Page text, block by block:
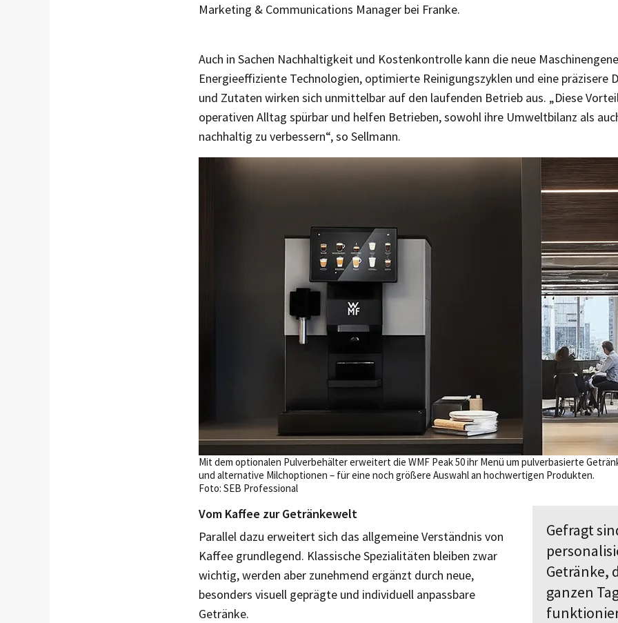
Marketing & Communications Manager bei Franke.
Auch in Sachen Nachhaltigkeit und Kostenkontrolle kann die neue
Energieeffi­ziente Technologien, optimierte Reinigungszyklen und eine präzisere
und Zutaten wirken sich unmittelbar auf den laufenden Betrieb aus. „Diese
operativen Alltag spürbar und helfen Betrieben, sowohl ihre Umweltbilanz als
nachhaltig zu verbessern“, so Sellmann.
Mit dem optionalen Pulverbehälter erweitert die WMF Peak 50 ihr Menü um pulverbasierte
und alternative Milchoptionen – für eine noch größere Auswahl an hochwertigen Produkten.
Foto: SEB Professional
Gefragt
Getränke,
ganzen
Vom Kaffee zur Getränkewelt
Parallel dazu erweitert sich das allgemeine Verständnis von
Kaffee grundlegend. Klassische Spezialitäten bleiben zwar
wichtig, werden aber zunehmend ergänzt durch neue,
besonders visuell geprägte und individuell anpassbare
Getränke.